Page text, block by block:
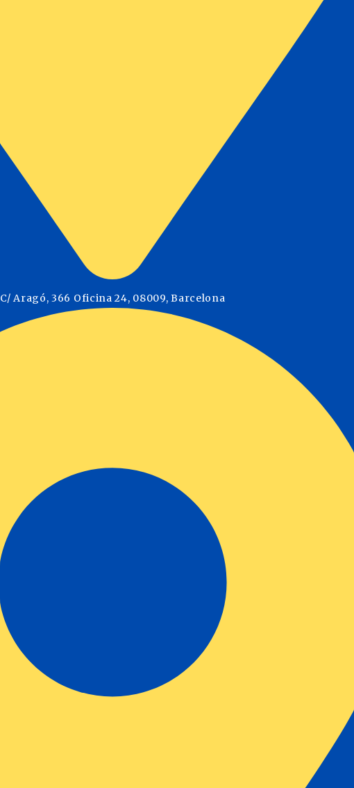
C/ Aragó, 366 Oficina 24, 08009, Barcelona